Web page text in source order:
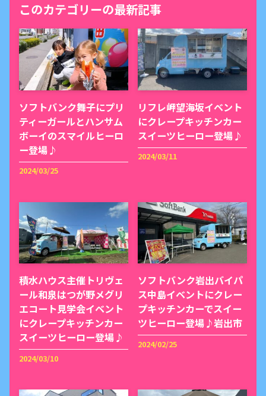
このカテゴリーの最新記事
ソフトバンク舞子にプリ
ティーガールとハンサム
ボーイのスマイルヒーロ
ー登場♪
2024/03/25
リフレ岬望海坂イベント
にクレープキッチンカー
スイーツヒーロー登場♪
2024/03/11
積水ハウス主催トリヴェ
ール和泉はつが野メグリ
エコート見学会イベント
にクレープキッチンカー
スイーツヒーロー登場♪
2024/03/10
ソフトバンク岩出バイパ
ス中島イベントにクレー
プキッチンカーでスイー
ツヒーロー登場♪岩出市
2024/02/25